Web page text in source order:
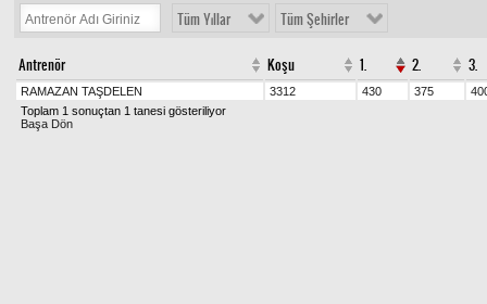
Tüm Yıllar Tüm Şehirler
Antrenör Koşu 1. 2. 3.
RAMAZAN TAŞDELEN 3312 430 375
Toplam 1 sonuçtan 1 tanesi gösteriliyor
Başa Dön